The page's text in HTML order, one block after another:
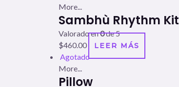
More...
Sambhù Rhythm Kit
Valorado en0de 5
$460.00 LEER MÁS
Agotado
More...
Pillow